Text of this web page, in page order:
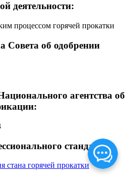
деятельности:
процессом горячей прокатки
Совета об одобрении
агентства об
стандарта:
стана горячей прокатки